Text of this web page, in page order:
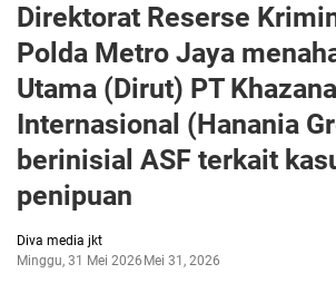
Direktorat Reserse
Polda Metro Jaya
Utama (Dirut) PT
Internasional (Hanania
berinisial ASF terkait
penipuan
Diva media jkt
Minggu, 31 Mei 2026 Mei 31, 2026